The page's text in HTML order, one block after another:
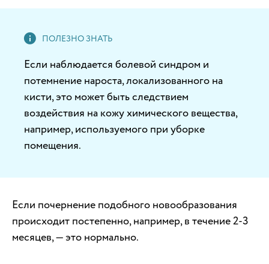
Если наблюдается болевой синдром и
потемнение нароста, локализованного на
кисти, это может быть следствием
воздействия на кожу химического вещества,
например, используемого при уборке
помещения.
Если почернение подобного новообразования
происходит постепенно, например, в течение 2-3
месяцев, — это нормально.